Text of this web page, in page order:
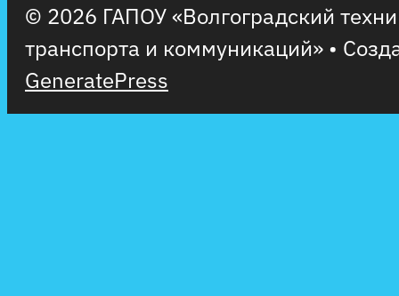
© 2026 ГАПОУ «Волгоградский
транспорта и коммуникаций» •
GeneratePress